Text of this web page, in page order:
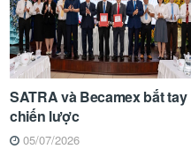
SATRA và Becamex bắt tay
chiến lược
05/07/2026